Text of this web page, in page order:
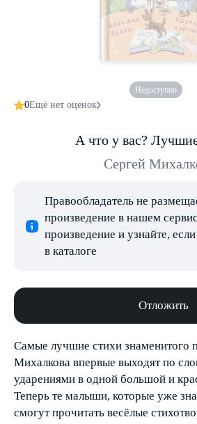
Недоступно
0Ещё нет оценок
А что у вас?
Сергей
Правообладатель не
произведение в нашем
произведение и узнайте,
в каталоге
Отложить
Самые лучшие стихи знаменитого
Михалкова впервые выходят по
ударениями в одной большой и
Теперь те малыши, которые уже
смогут прочитать весёлые